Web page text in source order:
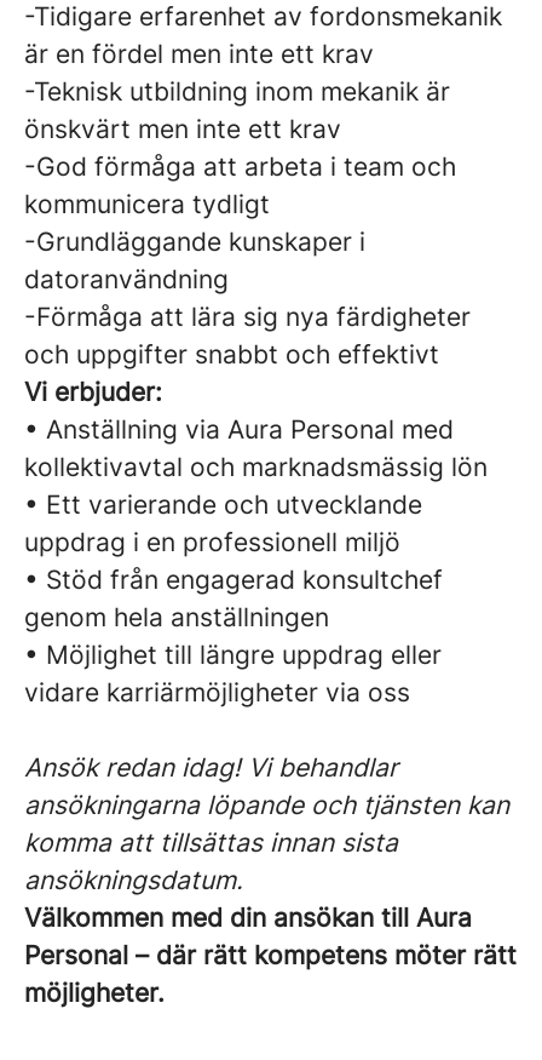
-Tidigare erfarenhet av fordonsmekanik
är en fördel men inte ett krav
-Teknisk utbildning inom mekanik är
önskvärt men inte ett krav
-God förmåga att arbeta i team och
kommunicera tydligt
-Grundläggande kunskaper i
datoranvändning
-Förmåga att lära sig nya färdigheter
och uppgifter snabbt och effektivt
Vi erbjuder:
• Anställning via Aura Personal med
kollektivavtal och marknadsmässig lön
• Ett varierande och utvecklande
uppdrag i en professionell miljö
• Stöd från engagerad konsultchef
genom hela anställningen
• Möjlighet till längre uppdrag eller
vidare karriärmöjligheter via oss
Ansök redan idag! Vi behandlar
ansökningarna löpande och tjänsten kan
komma att tillsättas innan sista
ansökningsdatum.
Välkommen med din ansökan till Aura
Personal – där rätt kompetens möter rätt
möjligheter.